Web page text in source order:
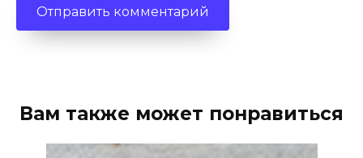
Вам также может понравиться